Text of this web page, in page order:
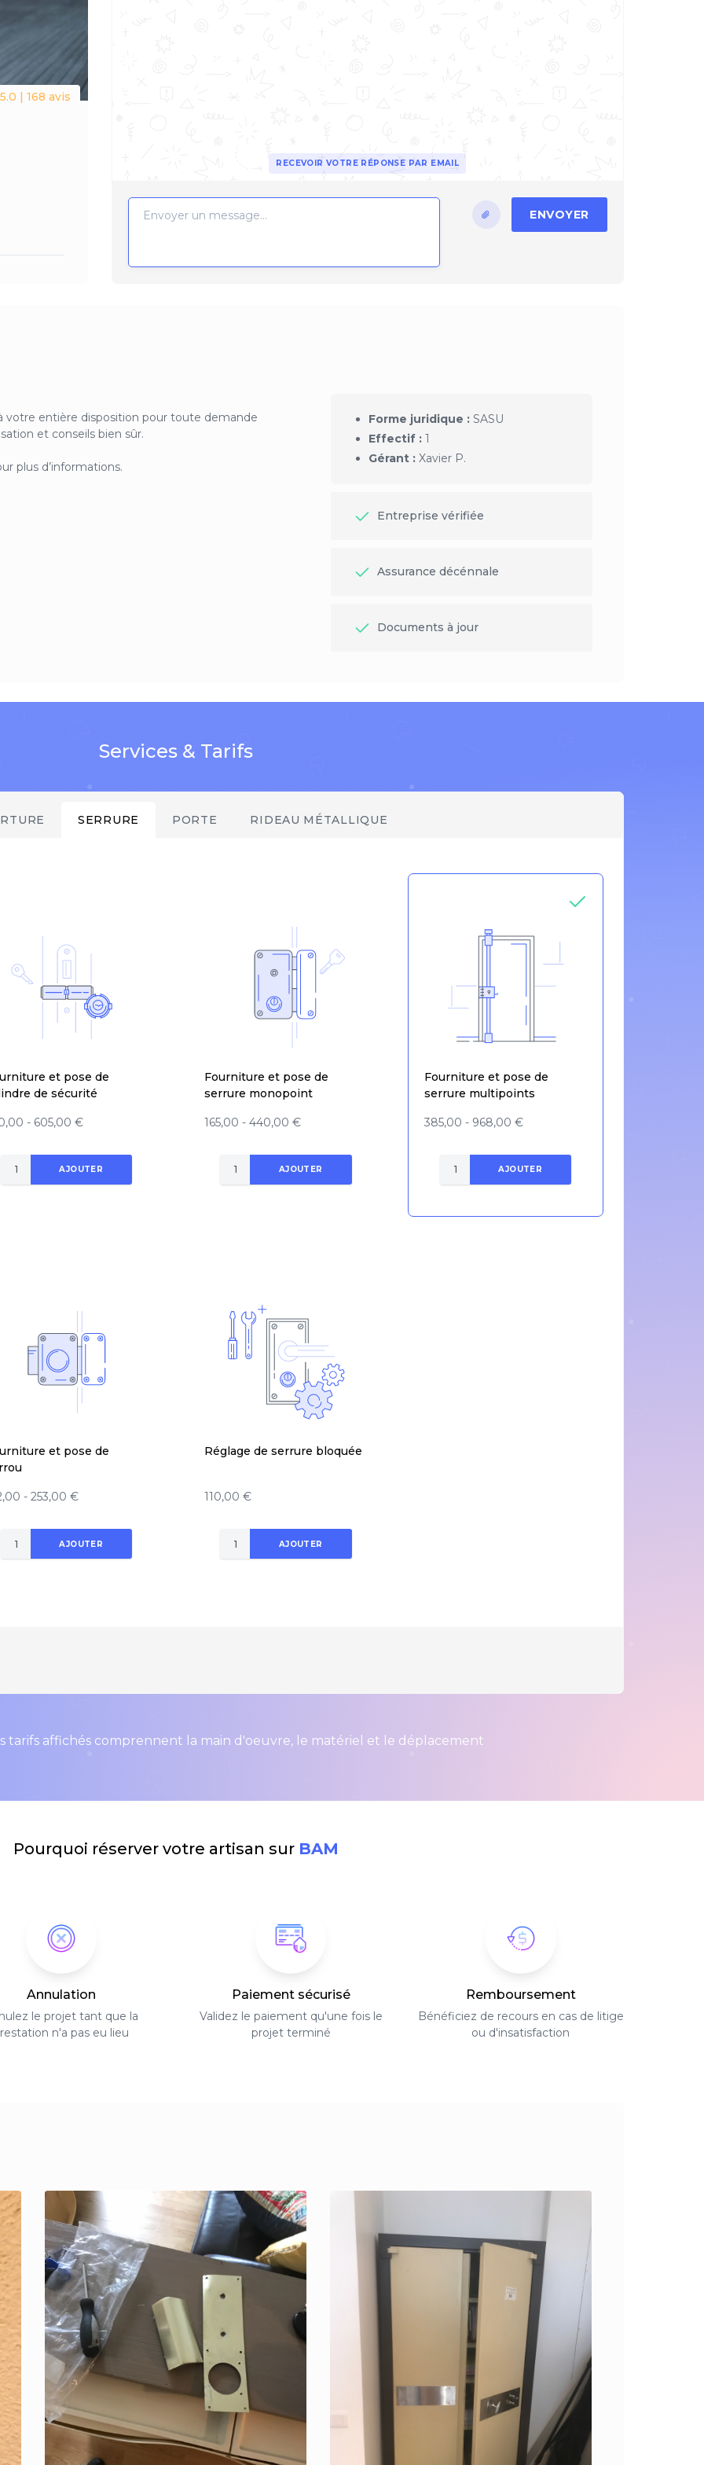
| 168 avis
RECEVOIR VOTRE RÉPONSE PAR EMAIL
ENVOYER
votre entière disposition pour toute demande
et conseils bien sûr.
plus d’informations.
Forme juridique :SASU
Effectif :1
Gérant :Xavier P.
Entreprise vérifiée
Assurance décénnale
Documents à jour
Services & Tarifs
SERRURE PORTE RIDEAU MÉTALLIQUE
et pose de
de sécurité
- 605,00 €
AJOUTER
Fourniture et pose de
serrure monopoint
165,00 - 440,00 €
AJOUTER
Fourniture et pose de
serrure multipoints
385,00 - 968,00 €
AJOUTER
et pose de
- 253,00 €
AJOUTER
Réglage de serrure bloquée
110,00 €
AJOUTER
tarifs affichés comprennent la main d'oeuvre, le matériel et le déplacement
Pourquoi réserver votre artisan sur BAM
Annulation
le projet tant que la
n'a pas eu lieu
Paiement sécurisé
Validez le paiement qu'une fois le
projet terminé
Remboursement
Bénéficiez de recours en cas de litige
ou d'insatisfaction